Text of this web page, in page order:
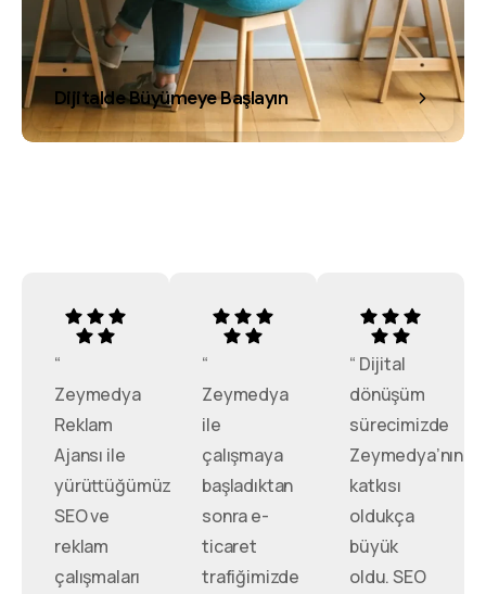
Dijitalde Büyümeye Başlayın
“
Zeymedya
Reklam
Ajansı ile
yürüttüğümüz
SEO ve
reklam
çalışmaları
“
Zeymedya
ile
çalışmaya
başladıktan
sonra e-
ticaret
trafiğimizde
“ Dijital
dönüşüm
sürecimizde
Zeymedya’nın
katkısı
oldukça
büyük
oldu. SEO